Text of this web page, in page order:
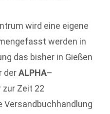
wird eine eigene
werden in
das bisher in Gießen
derALPHA–
zur Zeit 22
Versandbuchhandlung